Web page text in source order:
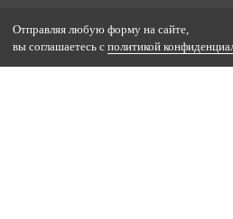
Отправляя любую форму на сайте,
вы соглашаетесь с политикой